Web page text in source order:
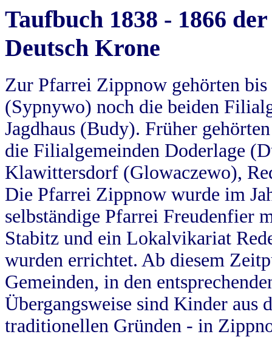
Taufbuch 1838 - 1866
Deutsch Krone
Zur Pfarrei Zippnow gehörten
(Sypnywo) noch die beiden
Jagdhaus (Budy). Früher
die Filialgemeinden Doderlage
Klawittersdorf (Glowaczewo),
Die Pfarrei Zippnow wurde im
selbständige Pfarrei Freudenfier
Stabitz und ein Lokalvikariat
wurden errichtet. Ab diesem
Gemeinden, in den
Übergangsweise sind Kinder aus
traditionellen Gründen - in